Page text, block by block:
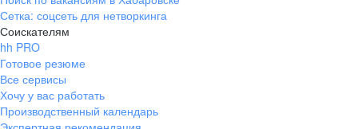
Сетка: соцсеть для нетворкинга
Соискателям
hh PRO
Готовое резюме
Все сервисы
Хочу у вас работать
Производственный календарь